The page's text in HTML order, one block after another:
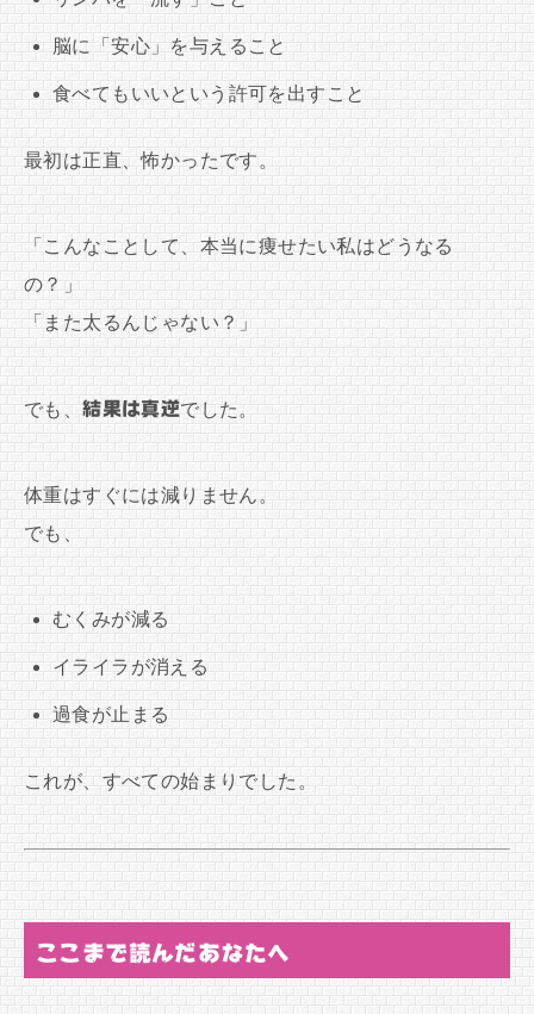
脳に「安心」を与えること
食べてもいいという許可を出すこと
最初は正直、怖かったです。
「こんなことして、本当に痩せたい私はどうなる
の？」
「また太るんじゃない？」
でも、結果は真逆でした。
体重はすぐには減りません。
でも、
むくみが減る
イライラが消える
過食が止まる
これが、すべての始まりでした。
ここまで読んだあなたへ